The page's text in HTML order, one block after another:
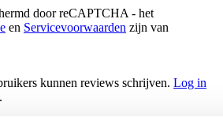
door reCAPTCHA - het
en Servicevoorwaarden zijn van
kunnen reviews schrijven. Log in
.